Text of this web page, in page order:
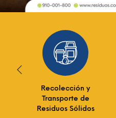
Recolección y
Transporte de
Residuos Sólidos